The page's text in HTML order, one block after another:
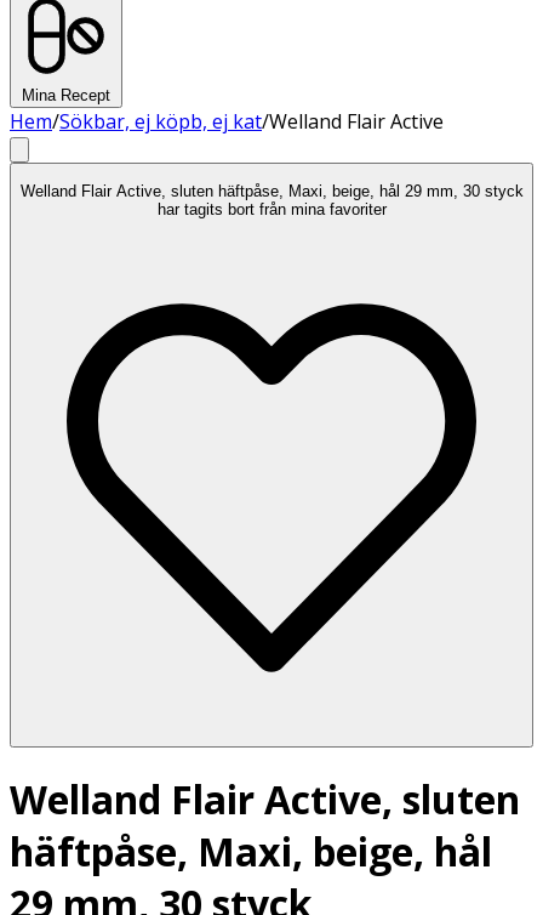
Mina Recept
Hem/Sökbar, ej köpb, ej kat/Welland Flair Active
Welland Flair Active, sluten häftpåse, Maxi, beige, hål 29 mm, 30 styck
har tagits bort från mina favoriter
Welland Flair Active, sluten
häftpåse, Maxi, beige, hål
29 mm, 30 styck